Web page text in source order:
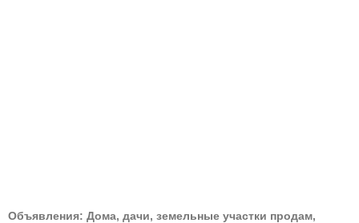
Объявления: Дома, дачи, земельные участки продам,